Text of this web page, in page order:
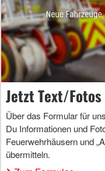
Jetzt Text/
Über das Formular für
Du Informationen und
Feuerwehrhäusern und
übermitteln.